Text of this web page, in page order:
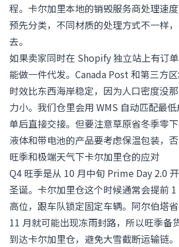
程。卡尔加里本地的销毁服务商处理速
预先分类，不同材质的处理方式不一样
去。
如果卖家同时在 Shopify 独立站上有订
能做一件代发。Canada Post 和第三方
时效比东西海岸稳定，因为人口密度没
力小。我们仓里会用 WMS 自动匹配最
单后直接交接。但要注意草原省冬季零下
液体和带电池的产品要考虑保温包装，否
旺季和极端天气下卡尔加里仓的应对
Q4 旺季是从 10 月中旬 Prime Day 2.0
圣诞。卡尔加里仓这个时候通常会提前
高位，跟车队锁定固定车辆。阿尔伯塔省
11 月就可能出现冻雨封路，所以旺季备
到达卡尔加里仓，避免大雪截断运输链。